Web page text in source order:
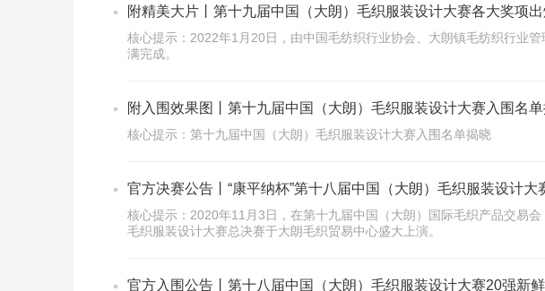
附精美大片丨第十九届中国（大朗）毛织服装设计大赛各大奖项出
核心提示：2022年1月20日，由中国毛纺织行业协会、大朗镇毛纺织行业
满完成。
附入围效果图丨第十九届中国（大朗）毛织服装设计大赛入围名
核心提示：第十九届中国（大朗）毛织服装设计大赛入围名单揭晓
官方决赛公告丨“康平纳杯”第十八届中国（大朗）毛织服装设计大
核心提示：2020年11月3日，在第十九届中国（大朗）国际毛织产品交易会
毛织服装设计大赛总决赛于大朗毛织贸易中心盛大上演。
官方入围公告丨第十八届中国（大朗）毛织服装设计大赛20强新